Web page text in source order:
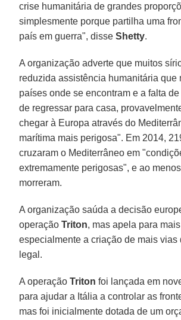
crise humanitária de grandes
simplesmente porque partilha uma
país em guerra", disseShetty.
A organização adverte que muitos
reduzida assistência humanitária que
países onde se encontram e a falta
de regressar para casa,
chegar à Europa através do
marítima mais perigosa". Em 2014,
cruzaram o Mediterrâneo em
extremamente perigosas", e ao
morreram.
A organização saúda a decisão
operaçãoTriton, mas apela para
especialmente a criação de mais vias
legal.
A operaçãoTriton foi lançada em
para ajudar a Itália a controlar as
mas foi inicialmente dotada de um